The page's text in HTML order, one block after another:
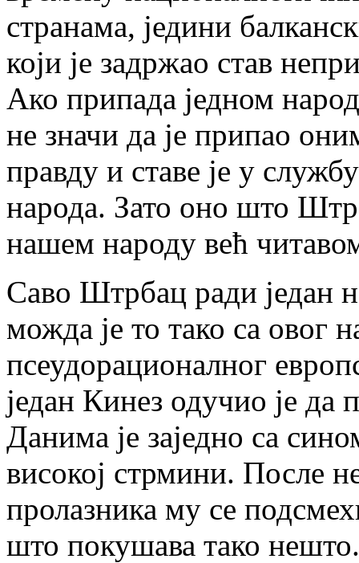
странама, једини
који је задржао став
Ако припада једном
не значи да је припао
правду и ставе је у
народа. Зато оно што
нашем народу већ
Саво Штрбац ради један
можда је то тако са овог
псеудорационалног
један Кинез одучио је да
Данима је заједно са
високој стрмини. После
пролазника му се
што покушава тако